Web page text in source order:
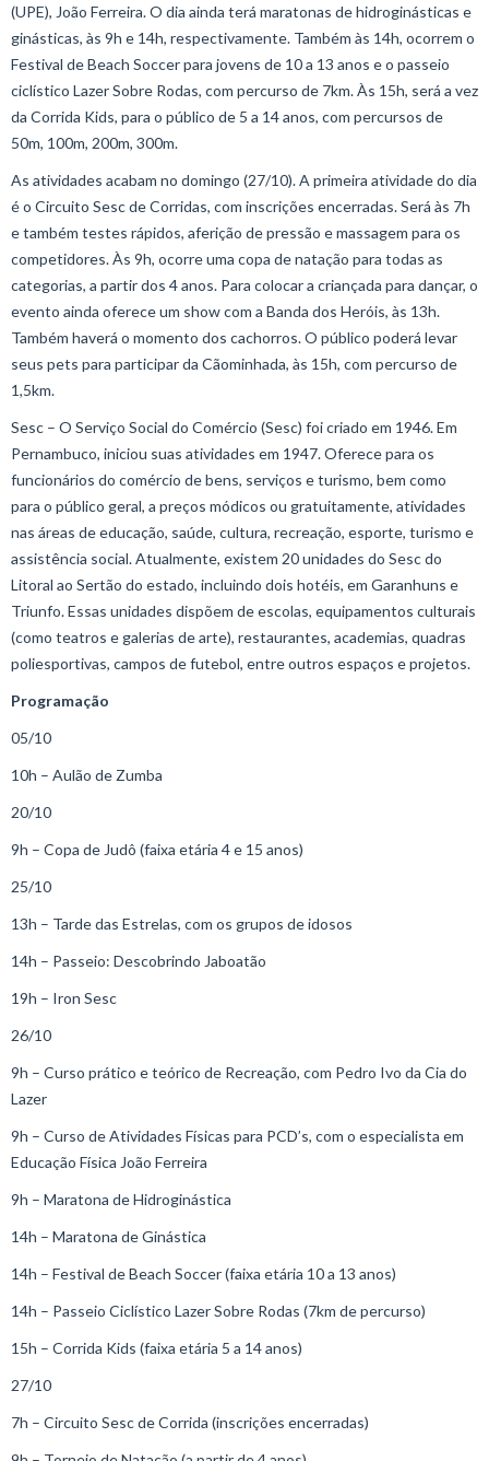
(UPE), João Ferreira. O dia ainda terá maratonas de hidroginásticas e
ginásticas, às 9h e 14h, respectivamente. Também às 14h, ocorrem o
Festival de Beach Soccer para jovens de 10 a 13 anos e o passeio
ciclístico Lazer Sobre Rodas, com percurso de 7km. Às 15h, será a vez
da Corrida Kids, para o público de 5 a 14 anos, com percursos de
50m, 100m, 200m, 300m.
As atividades acabam no domingo (27/10). A primeira atividade do dia
é o Circuito Sesc de Corridas, com inscrições encerradas. Será às 7h
e também testes rápidos, aferição de pressão e massagem para os
competidores. Às 9h, ocorre uma copa de natação para todas as
categorias, a partir dos 4 anos. Para colocar a criançada para dançar, o
evento ainda oferece um show com a Banda dos Heróis, às 13h.
Também haverá o momento dos cachorros. O público poderá levar
seus pets para participar da Cãominhada, às 15h, com percurso de
1,5km.
Sesc – O Serviço Social do Comércio (Sesc) foi criado em 1946. Em
Pernambuco, iniciou suas atividades em 1947. Oferece para os
funcionários do comércio de bens, serviços e turismo, bem como
para o público geral, a preços módicos ou gratuitamente, atividades
nas áreas de educação, saúde, cultura, recreação, esporte, turismo e
assistência social. Atualmente, existem 20 unidades do Sesc do
Litoral ao Sertão do estado, incluindo dois hotéis, em Garanhuns e
Triunfo. Essas unidades dispõem de escolas, equipamentos culturais
(como teatros e galerias de arte), restaurantes, academias, quadras
poliesportivas, campos de futebol, entre outros espaços e projetos.
Programação
05/10
10h – Aulão de Zumba
20/10
9h – Copa de Judô (faixa etária 4 e 15 anos)
25/10
13h – Tarde das Estrelas, com os grupos de idosos
14h – Passeio: Descobrindo Jaboatão
19h – Iron Sesc
26/10
9h – Curso prático e teórico de Recreação, com Pedro Ivo da Cia do
Lazer
9h – Curso de Atividades Físicas para PCD’s, com o especialista em
Educação Física João Ferreira
9h – Maratona de Hidroginástica
14h – Maratona de Ginástica
14h – Festival de Beach Soccer (faixa etária 10 a 13 anos)
14h – Passeio Ciclístico Lazer Sobre Rodas (7km de percurso)
15h – Corrida Kids (faixa etária 5 a 14 anos)
27/10
7h – Circuito Sesc de Corrida (inscrições encerradas)